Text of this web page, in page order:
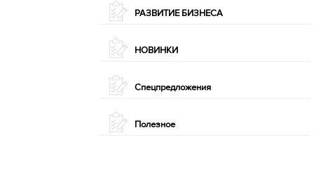
РАЗВИТИЕ БИЗНЕСА
НОВИНКИ
Спецпредложения
Полезное